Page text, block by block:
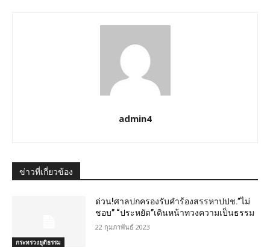
admin4
ข่าวที่เกี่ยวข้อง
กระทรวงยุติธรรม
ด่วน!ศาลปกครองรับคำร้องสรรหาปปช.”ไม่
ชอบ” “ประหยัด”เดินหน้าทวงความเป็นธรรม
22 กุมภาพันธ์ 2023